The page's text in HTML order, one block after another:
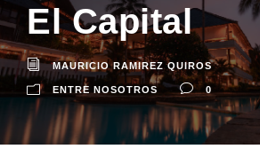
El Capital
MAURICIO RAMIREZ QUIROS
ENTRE NOSOTROS 0